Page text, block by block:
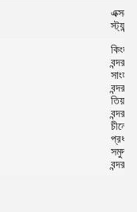
কিংডাও
বন্দর,
সাংহাই
বন্দর,
বন্দর বা
চীনের
প্রধান
সমুদ্র
বন্দর।